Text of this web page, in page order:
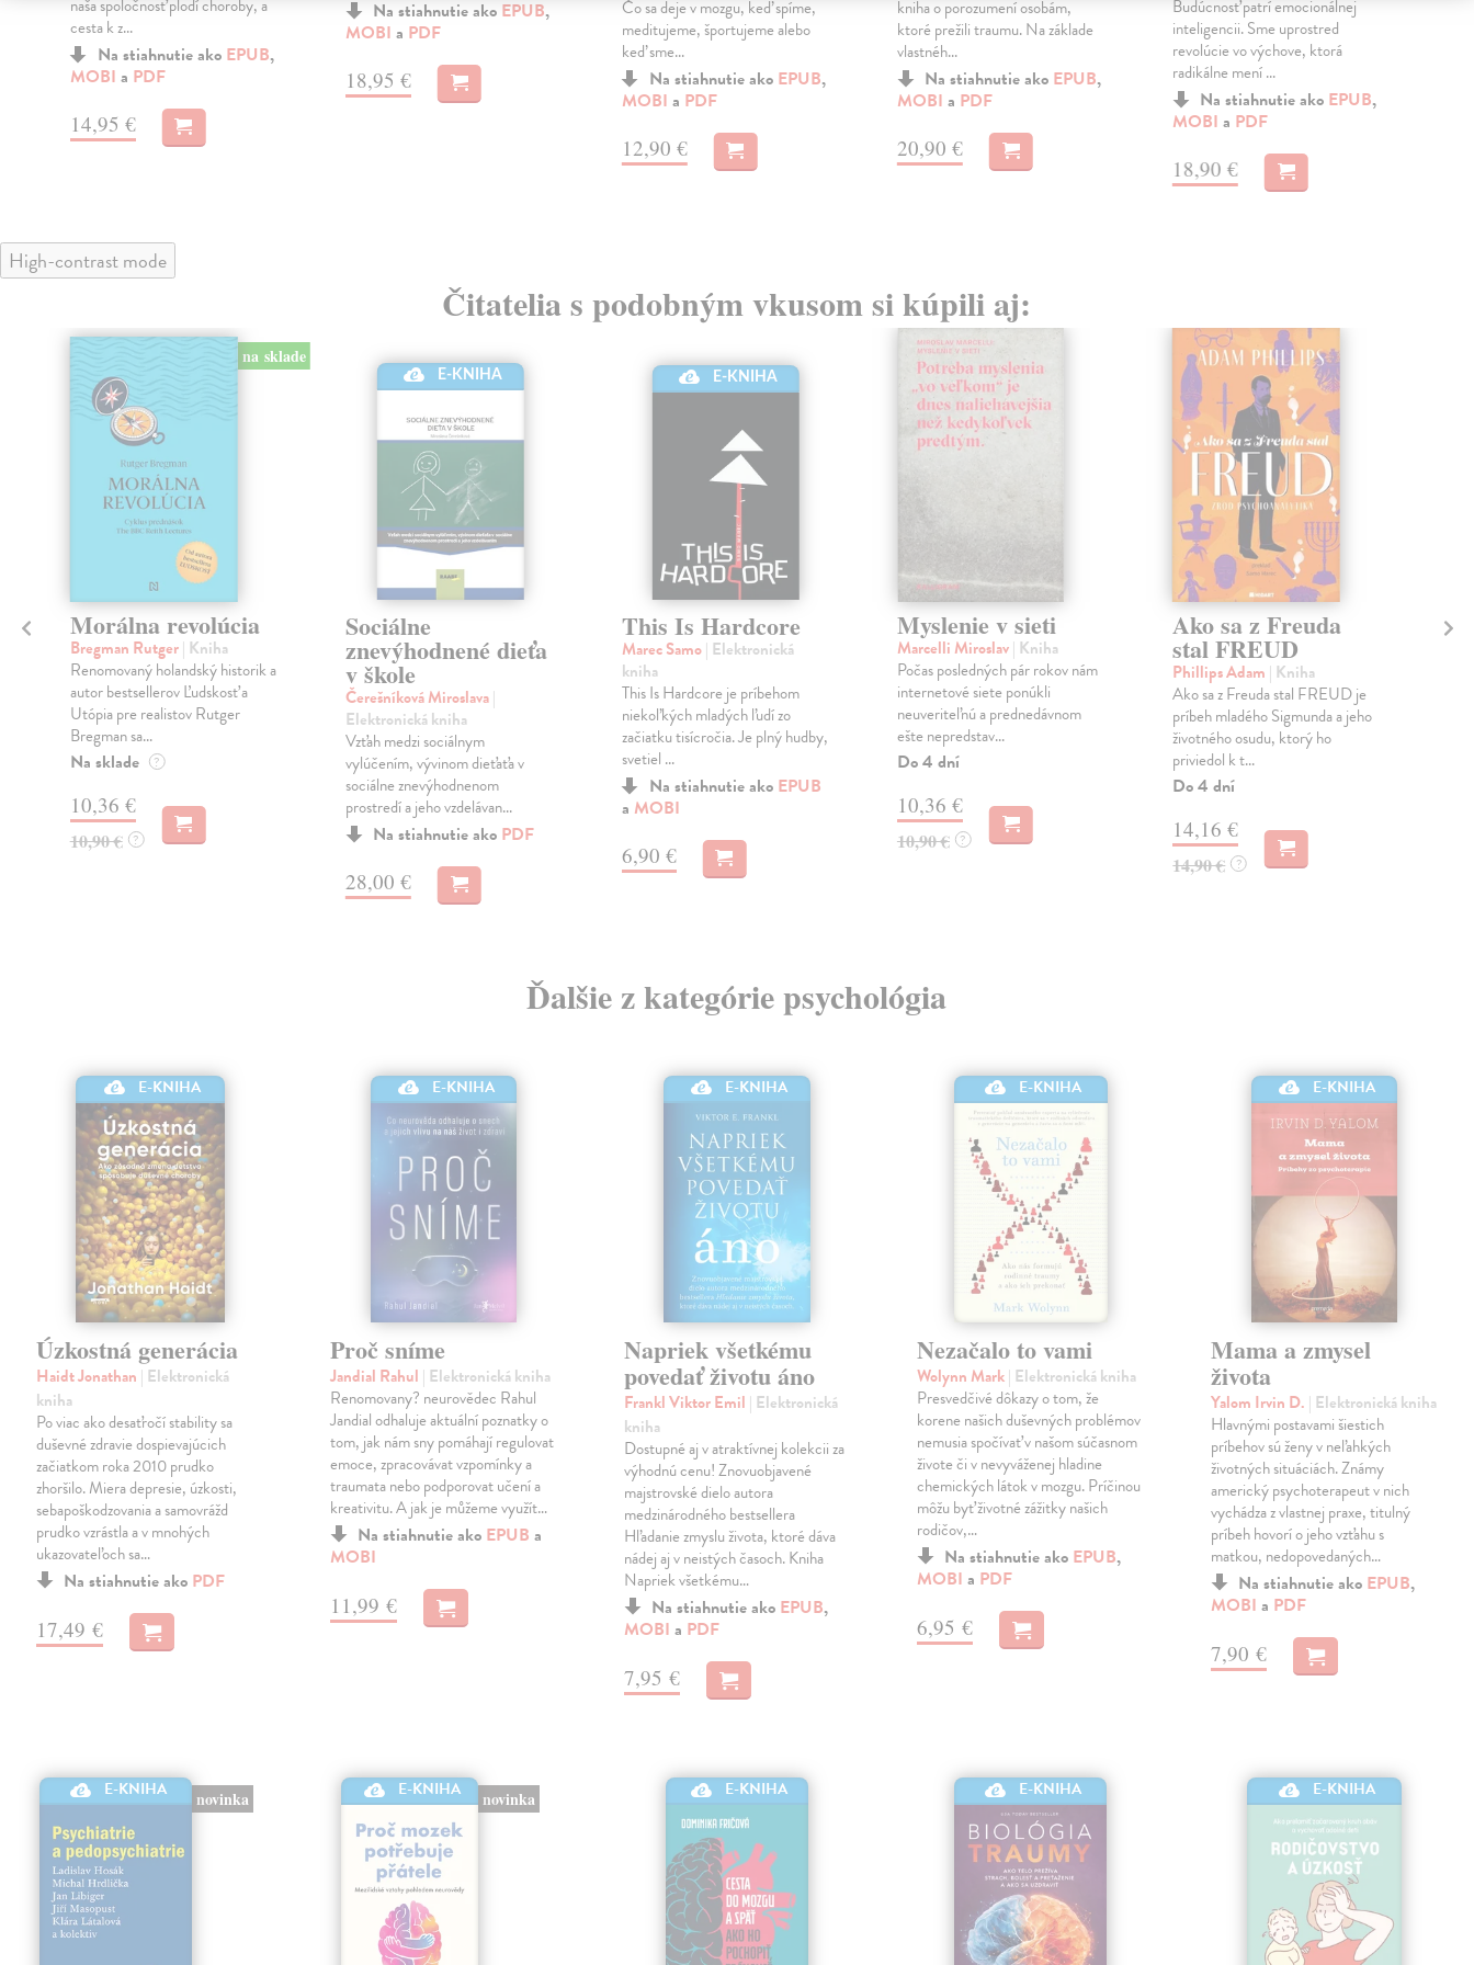
naša spoločnosť plodí choroby, a
cesta k z...
Na stiahnutie ako EPUB,
MOBI a PDF
14,95 €
Na stiahnutie ako EPUB,
MOBI a PDF
18,95 €
Čo sa deje v mozgu, keď spíme,
meditujeme, športujeme alebo
keď sme...
Na stiahnutie ako EPUB,
MOBI a PDF
12,90 €
kniha o porozumení osobám,
ktoré prežili traumu. Na základe
vlastnéh...
Na stiahnutie ako EPUB,
MOBI a PDF
20,90 €
Budúcnosť patrí emocionálnej
inteligencii. Sme uprostred
revolúcie vo výchove, ktorá
radikálne mení ...
Na stiahnutie ako EPUB,
MOBI a PDF
18,90 €
High-contrast mode
Čitatelia s podobným vkusom si kúpili aj:
na sklade
Morálna revolúcia
Bregman Rutger| Kniha
Renomovaný holandský historik a
autor bestsellerov Ľudskosť a
Utópia pre realistov Rutger
Bregman sa...
Na sklade ?
10,36 €
10,90 € ?
E-KNIHA
Sociálne
znevýhodnené dieťa
v škole
Čerešníková Miroslava|
Elektronická kniha
Vzťah medzi sociálnym
vylúčením, vývinom dieťaťa v
sociálne znevýhodnenom
prostredí a jeho vzdelávan...
Na stiahnutie ako PDF
28,00 €
E-KNIHA
This Is Hardcore
Marec Samo| Elektronická
kniha
This Is Hardcore je príbehom
niekoľkých mladých ľudí zo
začiatku tisícročia. Je plný hudby,
svetiel ...
Na stiahnutie ako EPUB
a MOBI
6,90 €
Myslenie v sieti
Marcelli Miroslav| Kniha
Počas posledných pár rokov nám
internetové siete ponúkli
neuveriteľnú a prednedávnom
ešte nepredstav...
Do 4 dní
10,36 €
10,90 € ?
Ako sa z Freuda
stal FREUD
Phillips Adam | Kniha
Ako sa z Freuda stal FREUD je
príbeh mladého Sigmunda a jeho
životného osudu, ktorý ho
priviedol k t...
Do 4 dní
14,16 €
14,90 € ?
Ďalšie z kategórie psychológia
E-KNIHA
Úzkostná generácia
Haidt Jonathan | Elektronická
kniha
Po viac ako desaťročí stability sa
duševné zdravie dospievajúcich
začiatkom roka 2010 prudko
zhoršilo. Miera depresie, úzkosti,
sebapoškodzovania a samovrážd
prudko vzrástla a v mnohých
ukazovateľoch sa…
Na stiahnutie ako PDF
17,49 €
E-KNIHA
Proč sníme
Jandial Rahul | Elektronická kniha
Renomovany? neurovědec Rahul
Jandial odhaluje aktuální poznatky o
tom, jak nám sny pomáhají regulovat
emoce, zpracovávat vzpomínky a
traumata nebo podporovat učení a
kreativitu. A jak je můžeme využít…
Na stiahnutie ako EPUB a
MOBI
11,99 €
E-KNIHA
Napriek všetkému
povedať životu áno
Frankl Viktor Emil | Elektronická
kniha
Dostupné aj v atraktívnej kolekcii za
výhodnú cenu! Znovuobjavené
majstrovské dielo autora
medzinárodného bestsellera
Hľadanie zmyslu života, ktoré dáva
nádej aj v neistých časoch. Kniha
Napriek všetkému…
Na stiahnutie ako EPUB,
MOBI a PDF
7,95 €
E-KNIHA
Nezačalo to vami
Wolynn Mark| Elektronická kniha
Presvedčivé dôkazy o tom, že
korene našich duševných problémov
nemusia spočívať v našom súčasnom
živote či v nevyváženej hladine
chemických látok v mozgu. Príčinou
môžu byť životné zážitky našich
rodičov,…
Na stiahnutie ako EPUB,
MOBI a PDF
6,95 €
E-KNIHA
Mama a zmysel
života
Yalom Irvin D. | Elektronická kniha
Hlavnými postavami šiestich
príbehov sú ženy v neľahkých
životných situáciách. Známy
americký psychoterapeut v nich
vychádza z vlastnej praxe, titulný
príbeh hovorí o jeho vzťahu s
matkou, nedopovedaných…
Na stiahnutie ako EPUB,
MOBI a PDF
7,90 €
E-KNIHA novinka E-KNIHA novinka E-KNIHA E-KNIHA E-KNIHA